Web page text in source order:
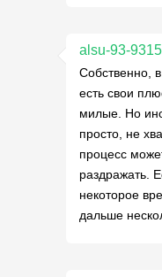
alsu-93-
Собственно,
есть свои
милые. Но
просто, не
процесс
раздражать.
некоторое
дальше